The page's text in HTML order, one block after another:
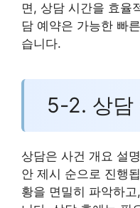
면, 상담 시간을 효율
담 예약은 가능한 빠
습니다.
5-2. 상담
상담은 사건 개요 설
안 제시 순으로 진행
황을 면밀히 파악하